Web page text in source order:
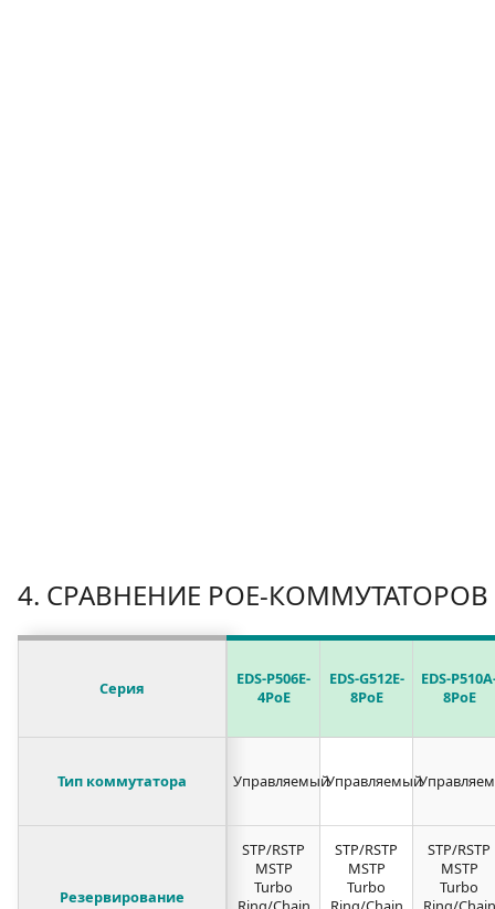
4. СРАВНЕНИЕ РОЕ-КОММУТАТОРОВ
Серия
Тип коммутатора
Резервирование
EDS-P506E-
4PoE
EDS-G512E-
8PoE
EDS-
8PoE
УправляемыйУправляемый
STP/RSTP
MSTP
Turbo
STP/RSTP
MSTP
Turbo
STP/RSTP
MSTP
Turbo